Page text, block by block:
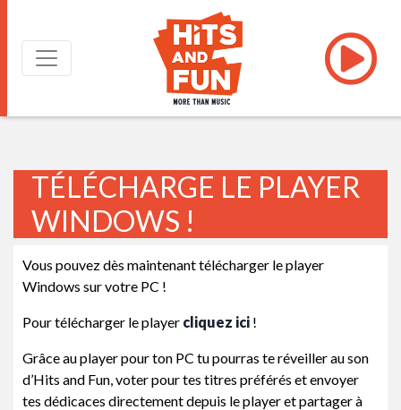
TÉLÉCHARGE LE PLAYER
WINDOWS !
Vous pouvez dès maintenant télécharger le player
Windows sur votre PC !
Pour télécharger le player cliquez ici !
Grâce au player pour ton PC tu pourras te réveiller au son
d’Hits and Fun, voter pour tes titres préférés et envoyer
tes dédicaces directement depuis le player et partager à